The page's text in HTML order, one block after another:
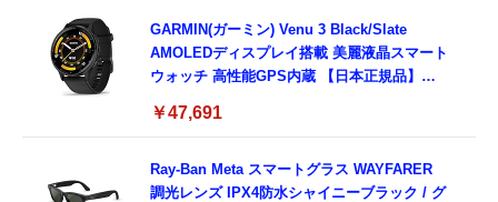
気泡なし 簡単貼り付け ( 対応 Forerunner
170 Music フィルム )
GARMIN(ガーミン) Venu 3 Black/Slate
AMOLEDディスプレイ搭載 美麗液晶スマート
ウォッチ 高性能GPS内蔵 【日本正規品】心
￥47,691
Ray-Ban Meta スマートグラス WAYFARER
調光レンズ IPX4防水シャイニーブラック / グ